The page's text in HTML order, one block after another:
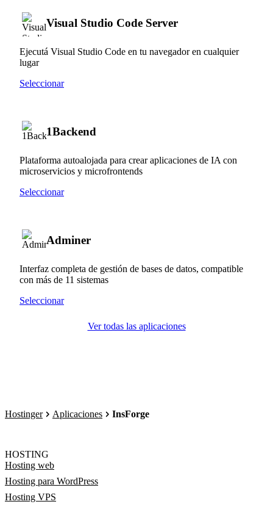
Visual Studio Code Server
Ejecutá Visual Studio Code en tu navegador en cualquier
lugar
Seleccionar
1Backend
Plataforma autoalojada para crear aplicaciones de IA con
microservicios y microfrontends
Seleccionar
Adminer
Interfaz completa de gestión de bases de datos, compatible
con más de 11 sistemas
Seleccionar
Ver todas las aplicaciones
Hostinger Aplicaciones InsForge
HOSTING
Hosting web
Hosting para WordPress
Hosting VPS